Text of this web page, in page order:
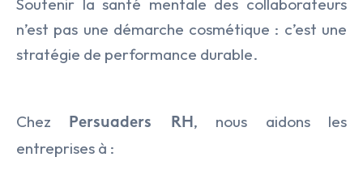
n’est pas une démarche cosmétique : c’est une
stratégie de performance durable.
Chez Persuaders RH , nous aidons les
entreprises à :